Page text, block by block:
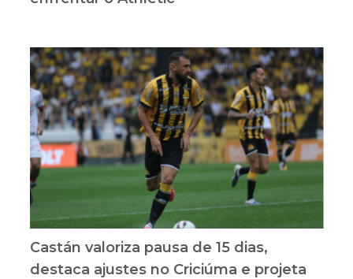
Castán valoriza pausa de 15 dias,
destaca ajustes no Criciúma e projeta